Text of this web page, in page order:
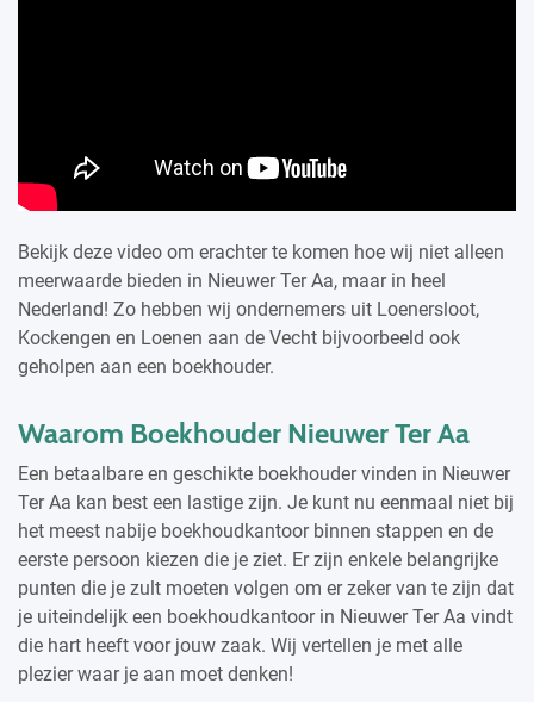
Bekijk deze video om erachter te komen hoe wij niet alleen
meerwaarde bieden in Nieuwer Ter Aa, maar in heel
Nederland! Zo hebben wij ondernemers uit Loenersloot,
Kockengen en Loenen aan de Vecht bijvoorbeeld ook
geholpen aan een boekhouder.
Waarom Boekhouder Nieuwer Ter Aa
Een betaalbare en geschikte boekhouder vinden in Nieuwer
Ter Aa kan best een lastige zijn. Je kunt nu eenmaal niet bij
het meest nabije boekhoudkantoor binnen stappen en de
eerste persoon kiezen die je ziet. Er zijn enkele belangrijke
punten die je zult moeten volgen om er zeker van te zijn dat
je uiteindelijk een boekhoudkantoor in Nieuwer Ter Aa vindt
die hart heeft voor jouw zaak. Wij vertellen je met alle
plezier waar je aan moet denken!